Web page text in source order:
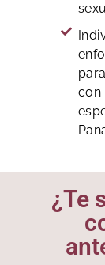
con
¿Te